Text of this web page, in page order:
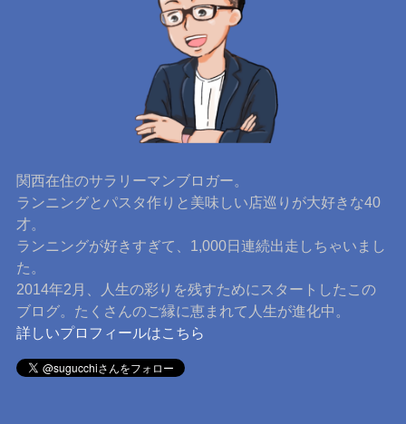
関西在住のサラリーマンブロガー。
ランニングとパスタ作りと美味しい店巡りが大好きな40
才。
ランニングが好きすぎて、1,000日連続出走しちゃいまし
た。
2014年2月、人生の彩りを残すためにスタートしたこの
ブログ。たくさんのご縁に恵まれて人生が進化中。
詳しいプロフィールはこちら